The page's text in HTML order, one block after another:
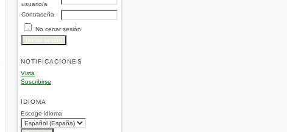
usuario/a
Contraseña
No cerrar sesión
NOTIFICACIONES
Vista
Suscribirse
IDIOMA
Escoge idioma